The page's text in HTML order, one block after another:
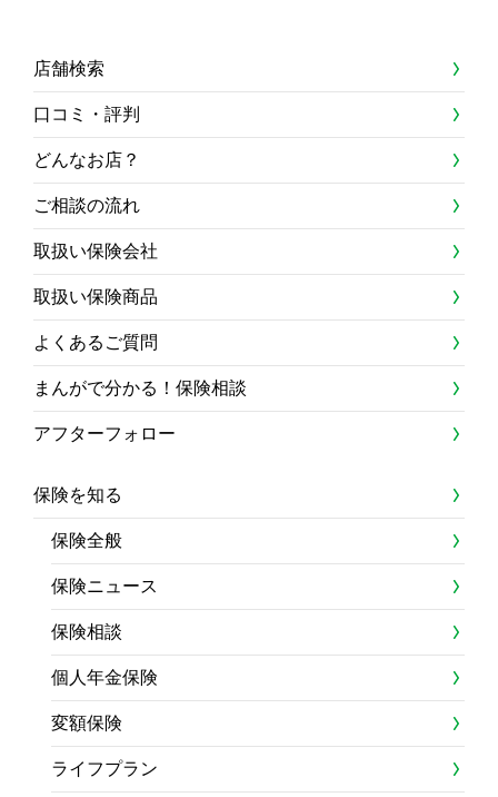
店舗検索
口コミ・評判
どんなお店？
ご相談の流れ
取扱い保険会社
取扱い保険商品
よくあるご質問
まんがで分かる！保険相談
アフターフォロー
保険を知る
保険全般
保険ニュース
保険相談
個人年金保険
変額保険
ライフプラン